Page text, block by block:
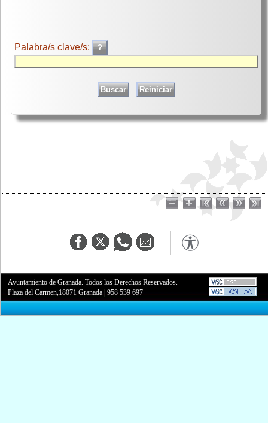
Palabra/s clave/s:
Ayuntamiento de Granada. Todos los Derechos Reservados.
Plaza del Carmen,18071 Granada |958 539 697